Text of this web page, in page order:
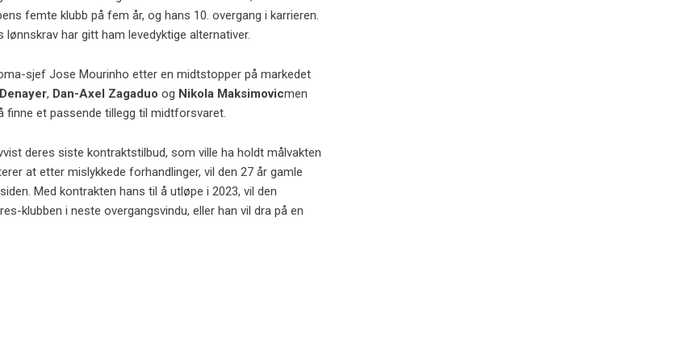
femte klubb på fem år, og hans 10. overgang i karrieren.
har gitt ham levedyktige alternativer.
sjef Jose Mourinho etter en midtstopper på markedet
, Dan-Axel Zagaduo og Nikola Maksimovicmen
finne et passende tillegg til midtforsvaret.
deres siste kontraktstilbud, som ville ha holdt målvakten
at etter mislykkede forhandlinger, vil den 27 år gamle
Med kontrakten hans til å utløpe i 2023, vil den
klubben i neste overgangsvindu, eller han vil dra på en